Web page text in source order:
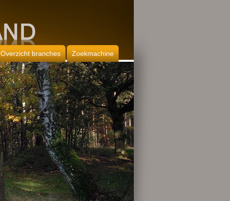
Overzicht branches Zoekmachine